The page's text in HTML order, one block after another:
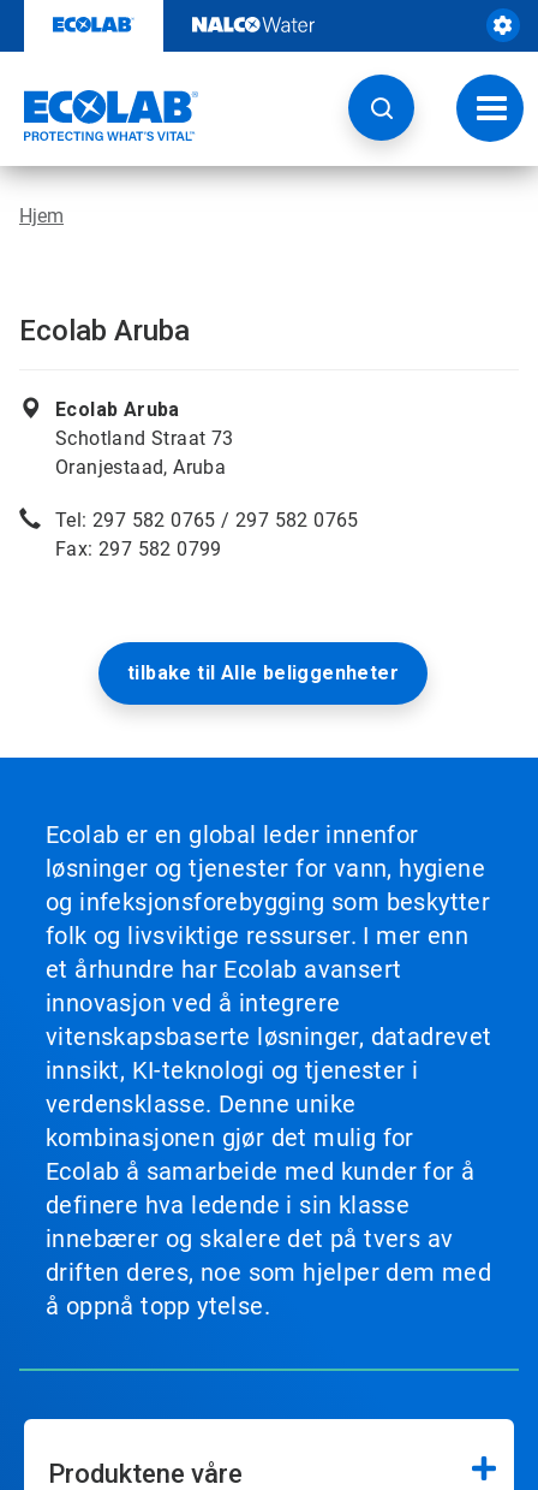
til
Veksle
Hjem
Ecolab Aruba
Ecolab Aruba
Schotland Straat 73
Oranjestaad, Aruba
Tel: 297 582 0765 / 297 582 0765
Fax: 297 582 0799
tilbake til Alle beliggenheter
Ecolab er en global leder innenfor
løsninger og tjenester for vann, hygiene
og infeksjonsforebygging som beskytter
folk og livsviktige ressurser. I mer enn
et århundre har Ecolab avansert
innovasjon ved å integrere
vitenskapsbaserte løsninger, datadrevet
innsikt, KI-teknologi og tjenester i
verdensklasse. Denne unike
kombinasjonen gjør det mulig for
Ecolab å samarbeide med kunder for å
definere hva ledende i sin klasse
innebærer og skalere det på tvers av
driften deres, noe som hjelper dem med
å oppnå topp ytelse.
Produktene våre